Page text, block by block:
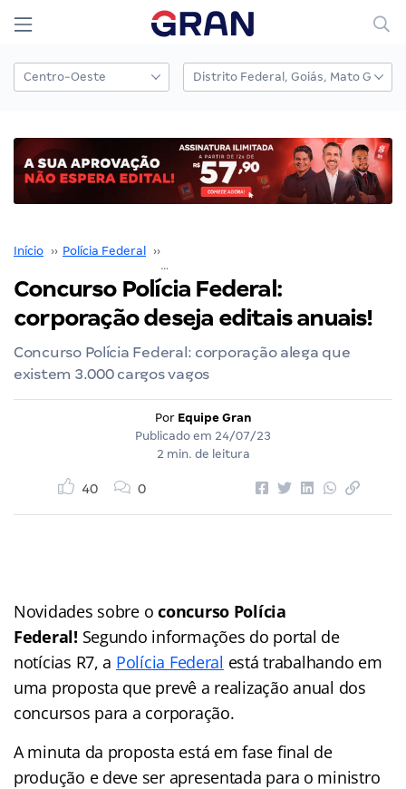
Início ›› Polícia Federal ››
Concurso Polícia Federal:
corporação deseja editais anuais!
Concurso Polícia Federal: corporação alega que
existem 3.000 cargos vagos
Por Equipe Gran
Publicado em 24/07/23
2 min. de leitura
40 0
Novidades sobre oconcurso Polícia
Federal! Segundo informações do portal de
notícias R7, a Polícia Federal está trabalhando em
uma proposta que prevê a realização anual dos
concursos para a corporação.
A minuta da proposta está em fase final de
produção e deve ser apresentada para o ministro